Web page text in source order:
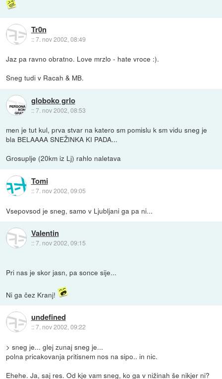
Tr0n
::7. nov 2002, 08:49
Jaz pa ravno obratno. Love mrzlo - hate vroce :).
Sneg tudi v Racah & MB.
globoko grlo
::7. nov 2002, 08:53
men je tut kul, prva stvar na katero sm pomislu k sm vidu sneg je
bla BELAAAA SNEŽINKA KI PADA...
Grosuplje (20km iz Lj) rahlo naletava
Tomi
::7. nov 2002, 09:05
Vsepovsod je sneg, samo v Ljubljani ga pa ni...
Valentin
::7. nov 2002, 09:15
Pri nas je skor jasn, pa sonce sije...
Ni ga čez Kranj!
undefined
::7. nov 2002, 09:22
> sneg je... glej zunaj sneg je...
polna pricakovanja pritisnem nos na sipo.. in nic.
Ehehe. Ja, saj res. Od kje vam sneg, ko ga v nižinah še nikjer ni?